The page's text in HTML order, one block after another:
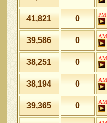
0
41,821
0
39,586
0
38,251
0
38,194
0
39,365